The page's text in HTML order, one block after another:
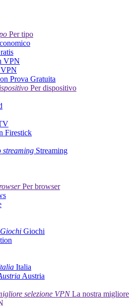
Per tipo
VPN
Prova Gratuita
Per dispositivo
Firestick
Streaming
Per browser
Giochi
Italia
Austria
La nostra migliore